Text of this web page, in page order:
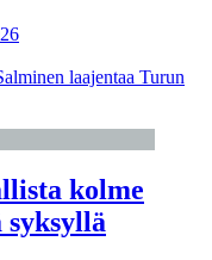
laajentaa Turun
kolme
syksyllä